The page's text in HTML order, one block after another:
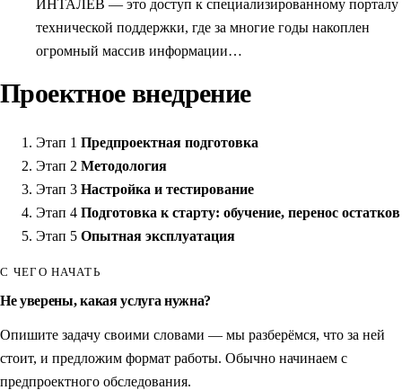
ИНТАЛЕВ — это доступ к специализированному порталу
технической поддержки, где за многие годы накоплен
огромный массив информации…
Проектное внедрение
Этап 1 Предпроектная подготовка
Этап 2 Методология
Этап 3 Настройка и тестирование
Этап 4 Подготовка к старту: обучение, перенос остатков
Этап 5 Опытная эксплуатация
С ЧЕГО НАЧАТЬ
Не уверены, какая услуга нужна?
Опишите задачу своими словами — мы разберёмся, что за ней
стоит, и предложим формат работы. Обычно начинаем с
предпроектного обследования.